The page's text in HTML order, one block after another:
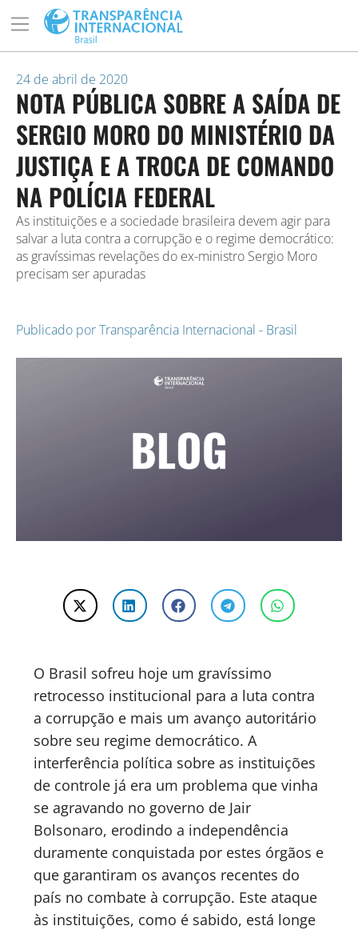
24 de abril de 2020
NOTA PÚBLICA SOBRE A SAÍDA DE
SERGIO MORO DO MINISTÉRIO DA
JUSTIÇA E A TROCA DE COMANDO
NA POLÍCIA FEDERAL
As instituições e a sociedade brasileira devem agir para
salvar a luta contra a corrupção e o regime democrático:
as gravíssimas revelações do ex-ministro Sergio Moro
precisam ser apuradas
Publicado porTransparência Internacional - Brasil
O Brasil sofreu hoje um gravíssimo
retrocesso institucional para a luta contra
a corrupção e mais um avanço autoritário
sobre seu regime democrático. A
interferência política sobre as instituições
de controle já era um problema que vinha
se agravando no governo de Jair
Bolsonaro, erodindo a independência
duramente conquistada por estes órgãos e
que garantiram os avanços recentes do
país no combate à corrupção. Este ataque
às instituições, como é sabido, está longe